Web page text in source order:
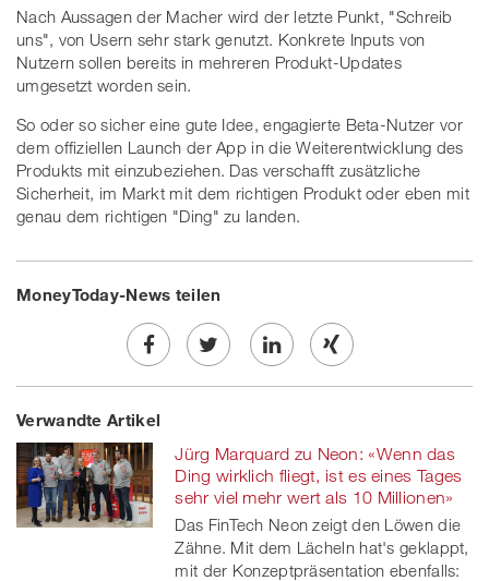
Nach Aussagen der Macher wird der letzte Punkt, "Schreib
uns", von Usern sehr stark genutzt. Konkrete Inputs von
Nutzern sollen bereits in mehreren Produkt-Updates
umgesetzt worden sein.
So oder so sicher eine gute Idee, engagierte Beta-Nutzer vor
dem offiziellen Launch der App in die Weiterentwicklung des
Produkts mit einzubeziehen. Das verschafft zusätzliche
Sicherheit, im Markt mit dem richtigen Produkt oder eben mit
genau dem richtigen "Ding" zu landen.
MoneyToday-News teilen
Share
on
Facebook
Twe
on
twitt
er
Share
linkedin
Share
Xing
Verwandte Artikel
Jürg Marquard zu Neon: «Wenn das
Ding wirklich fliegt, ist es eines Tages
sehr viel mehr wert als 10 Millionen»
Das FinTech Neon zeigt den Löwen die
Zähne. Mit dem Lächeln hat's geklappt,
mit der Konzeptpräsentation ebenfalls: